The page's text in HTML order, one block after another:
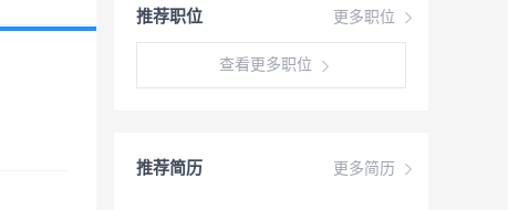
更多职位
推荐职位
查看更多职位
更多简历
推荐简历